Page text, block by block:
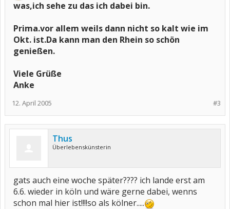
was,ich sehe zu das ich dabei bin.
Prima.vor allem weils dann nicht so kalt wie im
Okt. ist.Da kann man den Rhein so schön
genießen.
Viele Grüße
Anke
#3
12. April 2005
Thus
Überlebenskünsterin
gats auch eine woche später???? ich lande erst am
6.6. wieder in köln und wäre gerne dabei, wenns
schon mal hier ist!!!!so als kölner.....